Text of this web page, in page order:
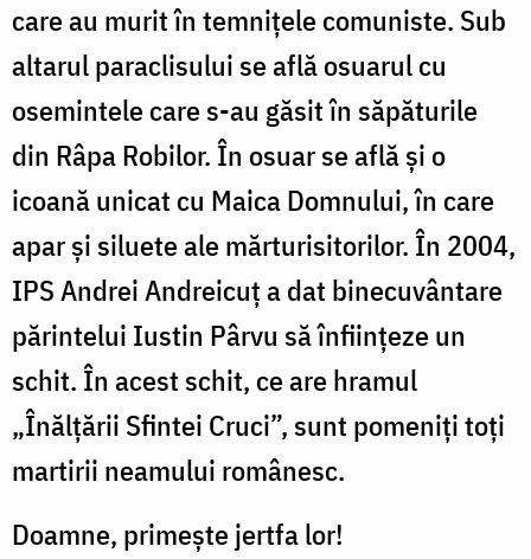
care au murit în temniţele comuniste. Sub
altarul paraclisului se află osuarul cu
osemintele care s-au găsit în săpăturile
din Râpa Robilor. În osuar se află și o
icoană unicat cu Maica Domnului, în care
apar și siluete ale mărturisitorilor. În 2004,
IPS Andrei Andreicuț a dat binecuvântare
părintelui Iustin Pârvu să înființeze un
schit. În acest schit, ce are hramul
„Înălţării Sfintei Cruci”, sunt pomeniți toți
martirii neamului românesc.
Doamne, primește jertfa lor!